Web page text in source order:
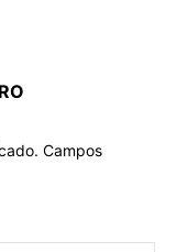
Campos